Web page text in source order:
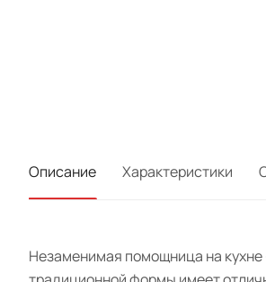
Описание Характеристики
Незаменимая помощница на